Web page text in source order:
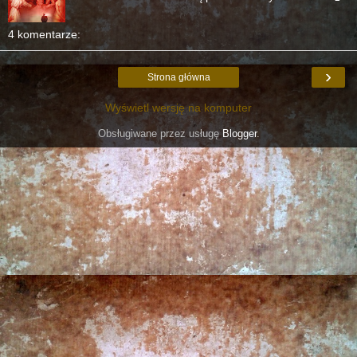
4 komentarze:
›
Strona główna
Wyświetl wersję na komputer
Obsługiwane przez usługę Blogger.